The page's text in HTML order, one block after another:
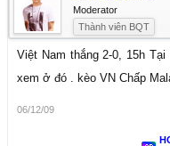
Moderator
Thành viên BQT
Việt Nam thắng 2-0, 15h
xem ở đó . kèo VN Chấp
06/12/09